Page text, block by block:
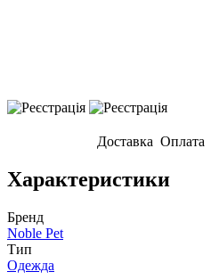
Доставка Оплата
Характеристики
Бренд
Noble Pet
Тип
Одежда